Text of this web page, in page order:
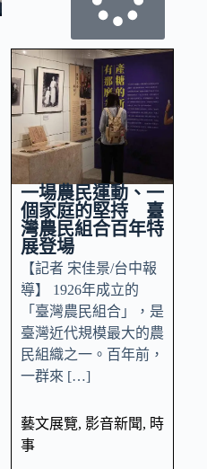
一場農民運動、一
個家庭的堅持 臺
灣農民組合百年特
展登場
【記者 宋佳景/台中報
導】 1926年成立的
「臺灣農民組合」，是
臺灣近代規模最大的農
民組織之一。百年前，
一群來 […]
藝文展覽, 影音新聞, 時
事